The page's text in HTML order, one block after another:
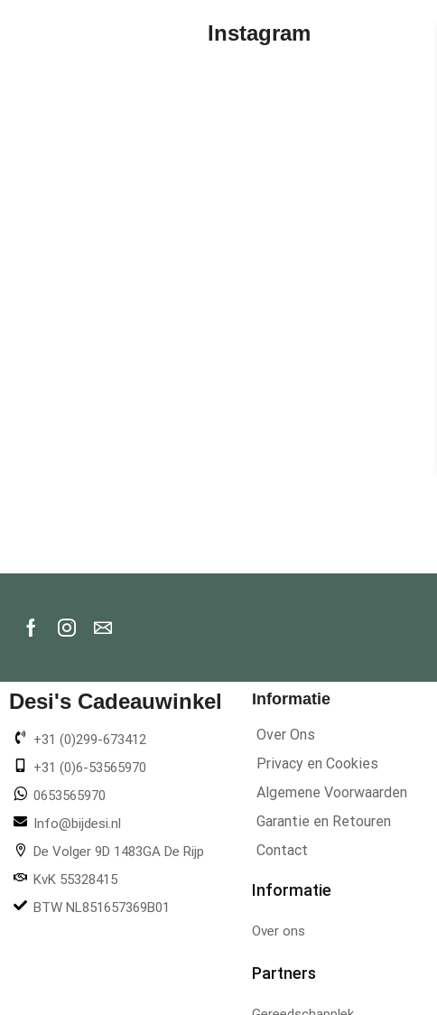
Instagram
Desi's Cadeauwinkel
+31 (0)299-673412
+31 (0)6-53565970
0653565970
Info@bijdesi.nl
De Volger 9D 1483GA De Rijp
KvK 55328415
BTW NL851657369B01
Informatie
Over Ons
Privacy en Cookies
Algemene Voorwaarden
Garantie en Retouren
Contact
Informatie
Over ons
Partners